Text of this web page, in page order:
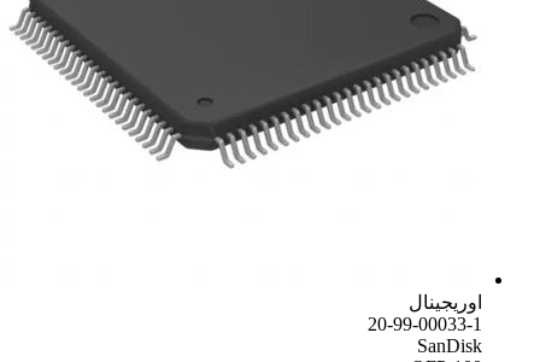
اوریجینال
20-99-00033-1
SanDisk